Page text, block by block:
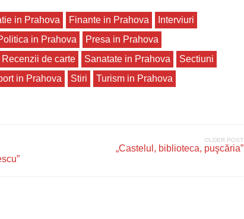
in Prahova Finante in Prahova
Interviuri
in Prahova
Presa in Prahova
Recenzii de carte Sanatate in Prahova
Sectiuni
in Prahova Stiri Turism in Prahova
OLDER POST
„Castelul, biblioteca, puşcăria”